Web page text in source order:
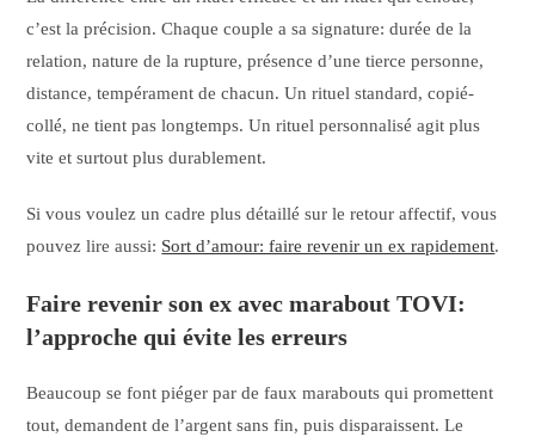
c’est la précision. Chaque couple a sa signature: durée de la
relation, nature de la rupture, présence d’une tierce personne,
distance, tempérament de chacun. Un rituel standard, copié-
collé, ne tient pas longtemps. Un rituel personnalisé agit plus
vite et surtout plus durablement.
Si vous voulez un cadre plus détaillé sur le retour affectif, vous
pouvez lire aussi: Sort d’amour: faire revenir un ex rapidement.
Faire revenir son ex avec marabout TOVI:
l’approche qui évite les erreurs
Beaucoup se font piéger par de faux marabouts qui promettent
tout, demandent de l’argent sans fin, puis disparaissent. Le